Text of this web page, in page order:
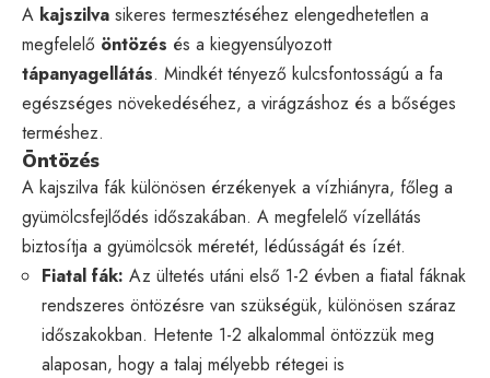
A kajszilva sikeres termesztéséhez elengedhetetlen a
megfelelő öntözés és a kiegyensúlyozott
tápanyagellátás. Mindkét tényező kulcsfontosságú a fa
egészséges növekedéséhez, a virágzáshoz és a bőséges
terméshez.
Öntözés
A kajszilva fák különösen érzékenyek a vízhiányra, főleg a
gyümölcsfejlődés időszakában. A megfelelő vízellátás
biztosítja a gyümölcsök méretét, lédússágát és ízét.
Fiatal fák: Az ültetés utáni első 1-2 évben a fiatal fáknak
rendszeres öntözésre van szükségük, különösen száraz
időszakokban. Hetente 1-2 alkalommal öntözzük meg
alaposan, hogy a talaj mélyebb rétegei is